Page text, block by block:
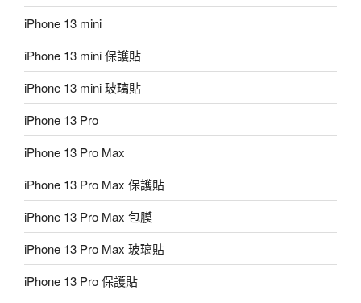
iPhone 13 mini
iPhone 13 mini 保護貼
iPhone 13 mini 玻璃貼
iPhone 13 Pro
iPhone 13 Pro Max
iPhone 13 Pro Max 保護貼
iPhone 13 Pro Max 包膜
iPhone 13 Pro Max 玻璃貼
iPhone 13 Pro 保護貼